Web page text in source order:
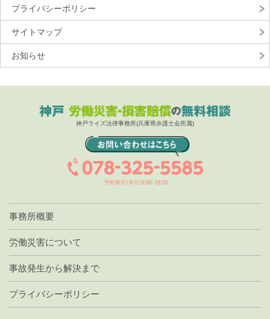
プライバシーポリシー
サイトマップ
お知らせ
神戸ライズ法律事務所(兵庫県弁護士会所属)
事務所概要
労働災害について
事故発生から解決まで
プライバシーポリシー